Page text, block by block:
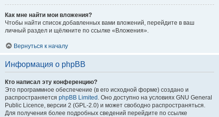
Как мне найти мои вложения?
Чтобы найти список добавленных вами вложений, перейдите в ваш
личный раздел и щёлкните по ссылке «Вложения».
Вернуться к началу
Информация о phpBB
Кто написал эту конференцию?
Это программное обеспечение (в его исходной форме) создано и
распространяется phpBB Limited . Оно доступно на условиях GNU General
Public Licence, версии 2 (GPL-2.0) и может свободно распространяться.
Для получения более подробных сведений перейдите по ссылке